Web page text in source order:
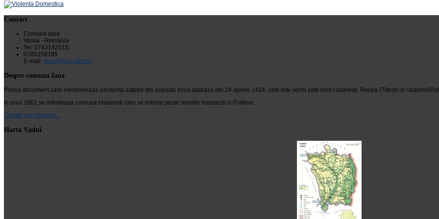
Contact
Comuna Iana
Vaslui - România
Tel: 0743142515;
0785258185
E-mail: iana@vs.e-adm.ro
Despre comuna Iana
Primul document care mentioneaza existenta satelor din aceasta zona dateaza din 24 aprilie 1434, cele mai vechi sate fiind Halaresti, Recea (Tifesti) si
In anul 1862 se infiinteaza comuna Halaresti care se intinde peste mosiile Halaresti si Politeni.
Citeste mai departe...
Harta Vaslui